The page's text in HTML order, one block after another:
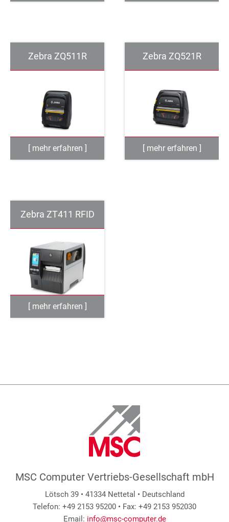
Zebra ZQ511R Zebra ZQ521R
Zebra ZT411 RFID
MSC Computer Vertriebs-Gesellschaft mbH
Lötsch 39 • 41334 Nettetal • Deutschland
Telefon: +49 2153 95200 • Fax: +49 2153 952030
Email: info@msc-computer.de